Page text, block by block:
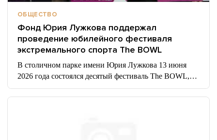
ОБЩЕСТВО
Фонд Юрия Лужкова поддержал
проведение юбилейного фестиваля
экстремального спорта The BOWL
В столичном парке имени Юрия Лужкова 13 июня
2026 года состоялся десятый фестиваль The BOWL,…